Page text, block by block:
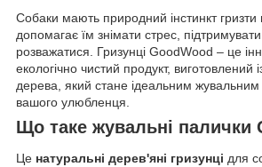
Собаки мають природний інстинкт
допомагає їм знімати стрес, підтримувати
розважатися. Гризунці GoodWood – це
екологічно чистий продукт, виготовлений
дерева, який стане ідеальним
вашого улюбленця.
Що таке жувальні палички
Це натуральні дерев'яні гризунці для